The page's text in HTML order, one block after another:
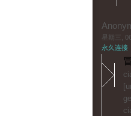
星期三,
永久连接